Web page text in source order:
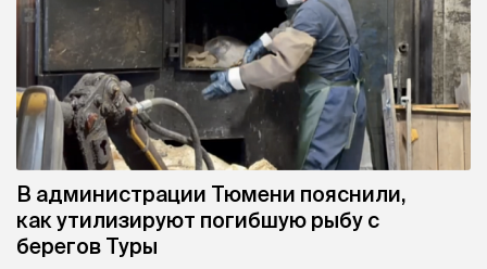
В администрации Тюмени пояснили,
как утилизируют погибшую рыбу с
берегов Туры